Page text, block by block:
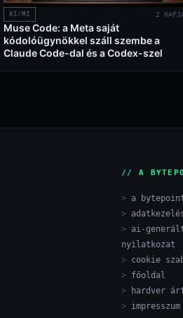
AI/MI 2
Muse Code: a Meta saját
kódolóügynökkel száll szembe a
Claude Code-dal és a Codex-szel
// A
a
ai-
nyilatkozat
cookie
főoldal
hardver
impresszum